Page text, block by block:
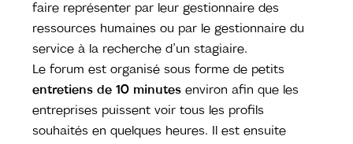
faire représenter par leur gestionnaire des
ressources humaines ou par le gestionnaire du
service à la recherche d’un stagiaire.
Le forum est organisé sous forme de petits
entretiens de 10 minutes environ afin que les
entreprises puissent voir tous les profils
souhaités en quelques heures. Il est ensuite